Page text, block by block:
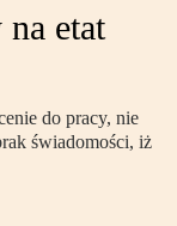
etat
do pracy, nie
świadomości, iż